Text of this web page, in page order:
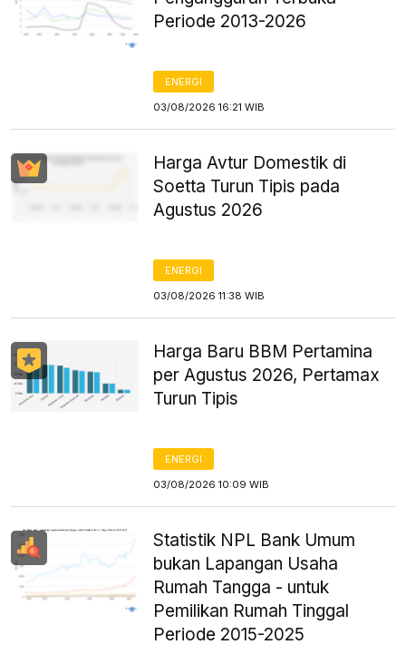
Periode 2013-2026
ENERGI
03/08/2026 16:21 WIB
Harga Avtur Domestik di
Soetta Turun Tipis pada
Agustus 2026
ENERGI
03/08/2026 11:38 WIB
Harga Baru BBM Pertamina
per Agustus 2026, Pertamax
Turun Tipis
ENERGI
03/08/2026 10:09 WIB
Statistik NPL Bank Umum
bukan Lapangan Usaha
Rumah Tangga - untuk
Pemilikan Rumah Tinggal
Periode 2015-2025